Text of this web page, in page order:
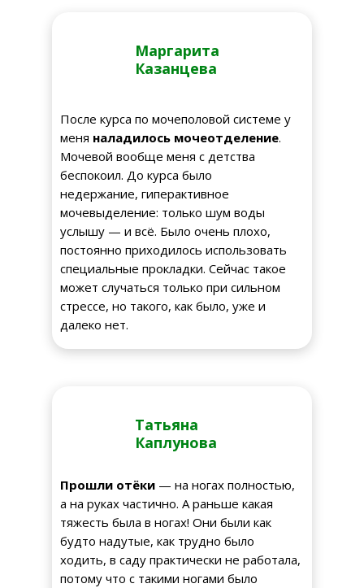
Маргарита
Казанцева
После курса по мочеполовой системе у
меня наладилось мочеотделение.
Мочевой вообще меня с детства
беспокоил. До курса было
недержание, гиперактивное
мочевыделение: только шум воды
услышу — и всё. Было очень плохо,
постоянно приходилось использовать
специальные прокладки. Сейчас такое
может случаться только при сильном
стрессе, но такого, как было, уже и
далеко нет.
Татьяна
Каплунова
Прошли отёки — на ногах полностью,
а на руках частично. А раньше какая
тяжесть была в ногах! Они были как
будто надутые, как трудно было
ходить, в саду практически не работала,
потому что с такими ногами было